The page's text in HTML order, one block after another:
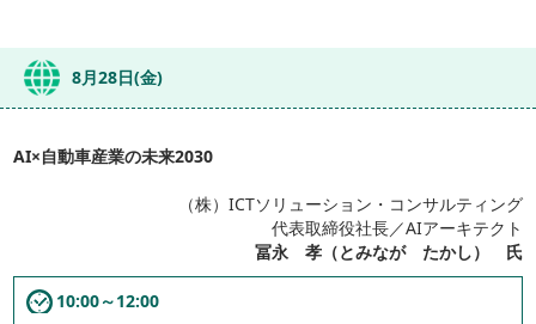
8月28日(金)
AI×自動車産業の未来2030
（株）ICTソリューション・コンサルティング
代表取締役社長／AIアーキテクト
冨永 孝（とみなが たかし） 氏
10:00～12:00